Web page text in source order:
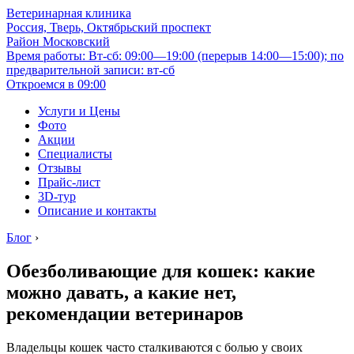
Ветеринарная клиника
Россия, Тверь, Октябрьский проспект
Район Московский
Время работы: Вт-сб: 09:00—19:00 (перерыв 14:00—15:00); по
предварительной записи: вт-сб
Откроемся в 09:00
Услуги и Цены
Фото
Акции
Специалисты
Отзывы
Прайс-лист
3D-тур
Описание и контакты
Блог ›
Обезболивающие для кошек: какие
можно давать, а какие нет,
рекомендации ветеринаров
Владельцы кошек часто сталкиваются с болью у своих